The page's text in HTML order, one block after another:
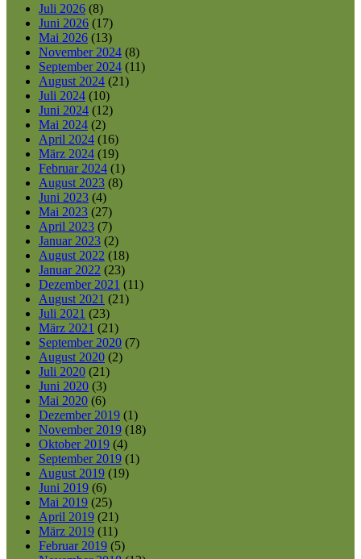
Juli 2026 (8)
Juni 2026 (17)
Mai 2026 (13)
November 2024 (8)
September 2024 (11)
August 2024 (21)
Juli 2024 (10)
Juni 2024 (12)
Mai 2024 (2)
April 2024 (16)
März 2024 (19)
Februar 2024 (1)
August 2023 (8)
Juni 2023 (4)
Mai 2023 (27)
April 2023 (7)
Januar 2023 (2)
August 2022 (18)
Januar 2022 (23)
Dezember 2021 (11)
August 2021 (21)
Juli 2021 (23)
März 2021 (21)
September 2020 (7)
August 2020 (2)
Juli 2020 (21)
Juni 2020 (3)
Mai 2020 (6)
Dezember 2019 (1)
November 2019 (18)
Oktober 2019 (4)
September 2019 (1)
August 2019 (19)
Juni 2019 (6)
Mai 2019 (25)
April 2019 (21)
März 2019 (11)
Februar 2019 (5)